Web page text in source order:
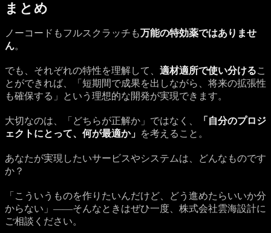
まとめ
ノーコードもフルスクラッチも万能の特効薬ではありませ
ん。
でも、それぞれの特性を理解して、 適材適所で使い分けるこ
とができれば、「短期間で成果を出しながら、将来の拡張性
も確保する」という理想的な開発が実現できます。
大切なのは、「どちらが正解か」ではなく、
「自分のプロジ
ェクトにとって、何が最適か」 を考えること。
あなたが実現したいサービスやシステムは、どんなものです
か？
「こういうものを作りたいんだけど、どう進めたらいいか分
からない」——そんなときはぜひ一度、株式会社雲海設計に
ご相談ください。